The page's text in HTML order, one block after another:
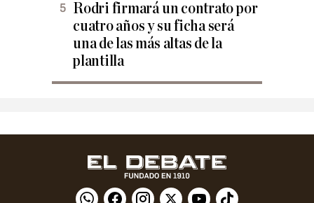
Rodri firmará un contrato por
cuatro años y su ficha será
una de las más altas de la
plantilla